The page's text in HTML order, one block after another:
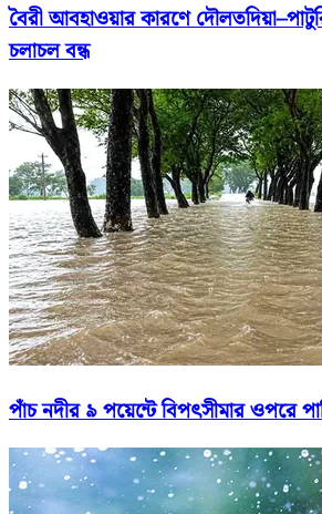
বৈরী আবহাওয়ার কারণে
চলাচল বন্ধ
পাঁচ নদীর ৯ পয়েন্টে বিপৎসীমার ওপরে